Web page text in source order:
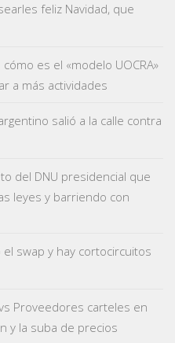
feliz Navidad, que
es el «modelo UOCRA»
a más actividades
salió a la calle contra
del DNU presidencial que
leyes y barriendo con
swap y hay cortocircuitos
Proveedores carteles en
y la suba de precios